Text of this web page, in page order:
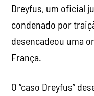
Dreyfus, um oficial
condenado por
desencadeou uma
França.
O “caso Dreyfus”